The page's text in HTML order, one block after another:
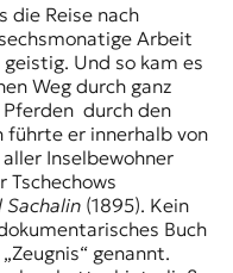
die Reise nach
Arbeit
Und so kam es
Weg durch ganz
durch den
führte er innerhalb von
Inselbewohner
Tschechows
Sachalin(1895). Kein
Buch
genannt.